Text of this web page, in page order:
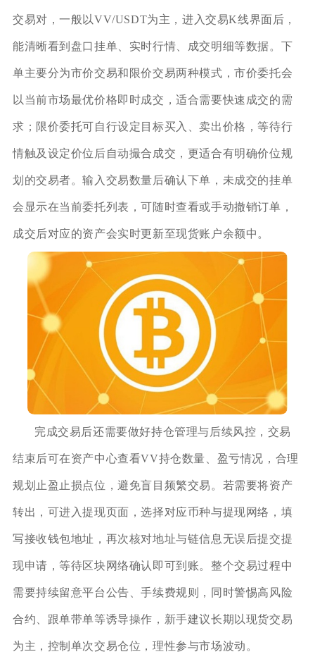
交易对，一般以VV/USDT为主，进入交易K线界面后，
能清晰看到盘口挂单、实时行情、成交明细等数据。下
单主要分为市价交易和限价交易两种模式，市价委托会
以当前市场最优价格即时成交，适合需要快速成交的需
求；限价委托可自行设定目标买入、卖出价格，等待行
情触及设定价位后自动撮合成交，更适合有明确价位规
划的交易者。输入交易数量后确认下单，未成交的挂单
会显示在当前委托列表，可随时查看或手动撤销订单，
成交后对应的资产会实时更新至现货账户余额中。
完成交易后还需要做好持仓管理与后续风控，交易
结束后可在资产中心查看VV持仓数量、盈亏情况，合理
规划止盈止损点位，避免盲目频繁交易。若需要将资产
转出，可进入提现页面，选择对应币种与提现网络，填
写接收钱包地址，再次核对地址与链信息无误后提交提
现申请，等待区块网络确认即可到账。整个交易过程中
需要持续留意平台公告、手续费规则，同时警惕高风险
合约、跟单带单等诱导操作，新手建议长期以现货交易
为主，控制单次交易仓位，理性参与市场波动。